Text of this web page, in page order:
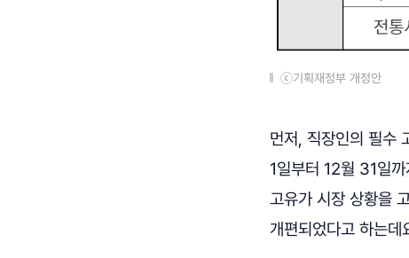
ⓒ기획재정부 개정안
먼저, 직장인의 필수
1일부터 12월 31일
고유가 시장 상황을
개편되었다고 하는데